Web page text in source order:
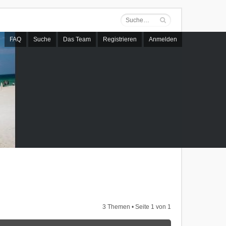
FAQ Suche Das Team Registrieren Anmelden
3 Themen • Seite 1 von 1